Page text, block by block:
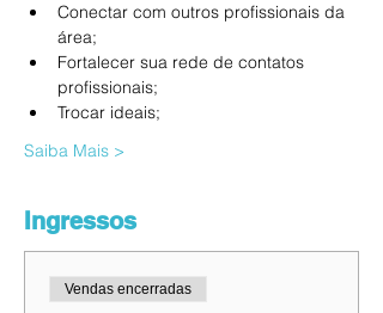
Conectar com outros profissionais da
área;
Fortalecer sua rede de contatos
profissionais;
Trocar ideais;
Saiba Mais >
Ingressos
Vendas encerradas